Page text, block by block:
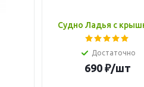
Судно Ладья с
Достаточно
690₽/шт